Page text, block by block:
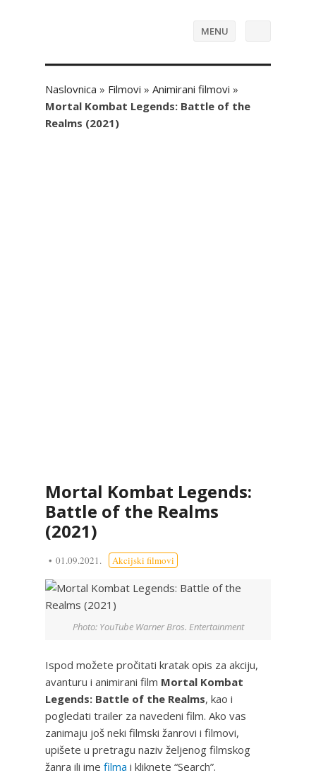
MENU
Naslovnica » Filmovi » Animirani filmovi »
Mortal Kombat Legends: Battle of the
Realms (2021)
Mortal Kombat Legends:
Battle of the Realms
(2021)
01.09.2021. Akcijski filmovi
Photo: YouTube Warner Bros. Entertainment
Ispod možete pročitati kratak opis za akciju,
avanturu i animirani film Mortal Kombat
Legends: Battle of the Realms, kao i
pogledati trailer za navedeni film. Ako vas
zanimaju još neki filmski žanrovi i filmovi,
upišete u pretragu naziv željenog filmskog
žanra ili ime filma i kliknete “Search”.